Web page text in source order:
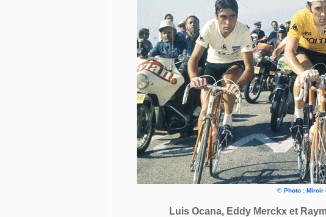
© Photo : Miroir
Luis Ocana, Eddy Merckx et